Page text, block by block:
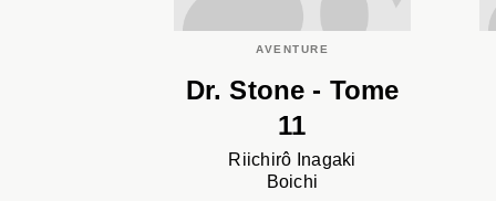
AVENTURE
Dr. Stone - Tome
11
Riichirô Inagaki
Boichi